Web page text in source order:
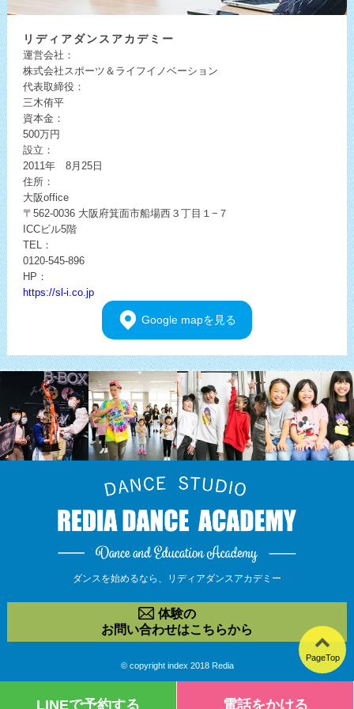
LINEで予約する 電話をかける
リディアダンスアカデミー
運営会社：
株式会社スポーツ＆ライフイノベーション
代表取締役：
三木侑平
資本金：
500万円
設立：
2011年 8月25日
住所：
大阪office
〒562-0036 大阪府箕面市船場西３丁目１−７
ICCビル5階
TEL：
0120-545-896
HP：
https://sl-i.co.jp
Google mapを見る
PageTop
ダンスを始めるなら、 リディアダンスアカデミー
体験の
お問い合わせはこちらから
© copyright index 2018 Redia